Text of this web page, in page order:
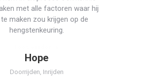
met alle factoren waar hij
maken zou krijgen op de
hengstenkeuring.
Hope
Doorrijden, Inrijden